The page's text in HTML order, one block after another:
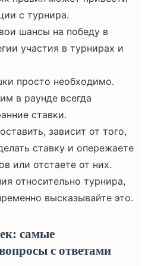
с турнира.
шансы на победу в
участия в турнирах и
просто необходимо.
в раунде всегда
ставки.
зависит от того,
ставку и опережаете
или отстаете от них.
относительно турнира,
высказывайте это.
самые
с ответами